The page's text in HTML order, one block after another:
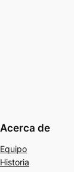
Acerca de
Equipo
Historia